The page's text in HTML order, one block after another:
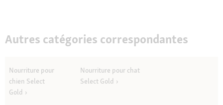
Autres catégories correspondantes
Nourriture pour
chien Select
Gold
Nourriture pour chat
Select Gold